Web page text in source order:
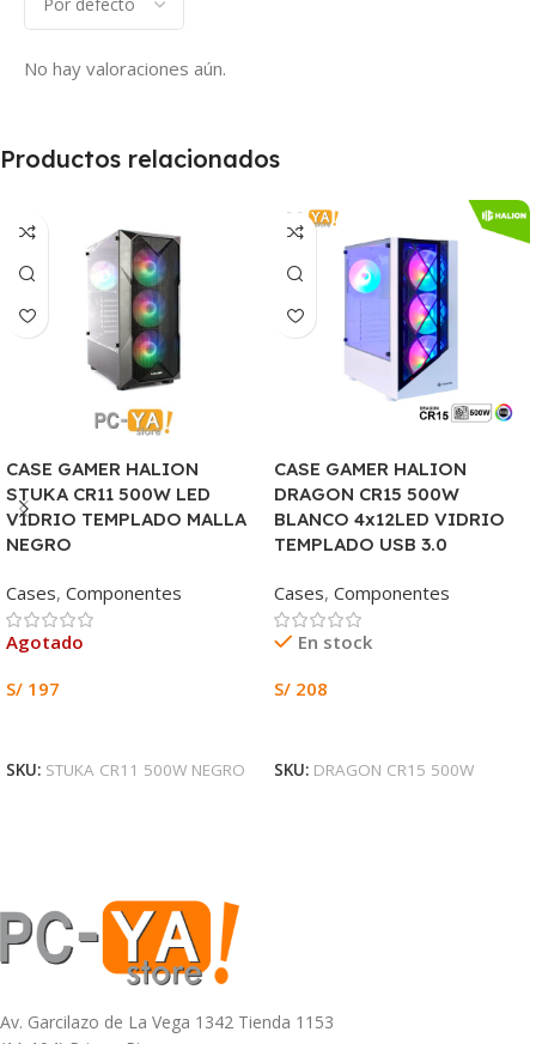
No hay valoraciones aún.
Productos relacionados
CASE GAMER HALION
STUKA CR11 500W LED
VIDRIO TEMPLADO MALLA
NEGRO
Cases, Componentes
Agotado
S/ 197
SKU: STUKA CR11 500W NEGRO
CASE GAMER HALION
DRAGON CR15 500W
BLANCO 4x12LED VIDRIO
TEMPLADO USB 3.0
Cases, Componentes
En stock
S/ 208
SKU: DRAGON CR15 500W
Av. Garcilazo de La Vega 1342 Tienda 1153